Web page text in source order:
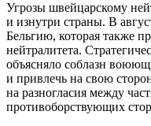
Угрозы швейцарскому
и изнутри страны. В
Бельгию, которая также
нейтралитета.
объясняло соблазн
и привлечь на свою
на разногласия между
противоборствующих